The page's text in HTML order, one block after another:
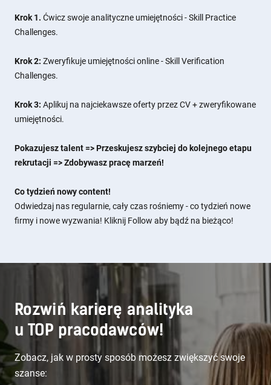
Krok 1. Ćwicz swoje analityczne umiejętności - Skill Practice
Challenges.
Krok 2: Zweryfikuje umiejętności online - Skill Verification
Challenges.
Krok 3: Aplikuj na najciekawsze oferty przez CV + zweryfikowane
umiejętności.
Pokazujesz talent => Przeskujesz szybciej do kolejnego etapu
rekrutacji => Zdobywasz pracę marzeń!
Co tydzień nowy content!
Odwiedzaj nas regularnie, cały czas rośniemy - co tydzień nowe
firmy i nowe wyzwania! Kliknij Follow aby bądź na bieżąco!
Rozwiń karierę analityka
u TOP pracodawców!
Zobacz, jak w prosty sposób możesz zwiększyć swoje
szanse: